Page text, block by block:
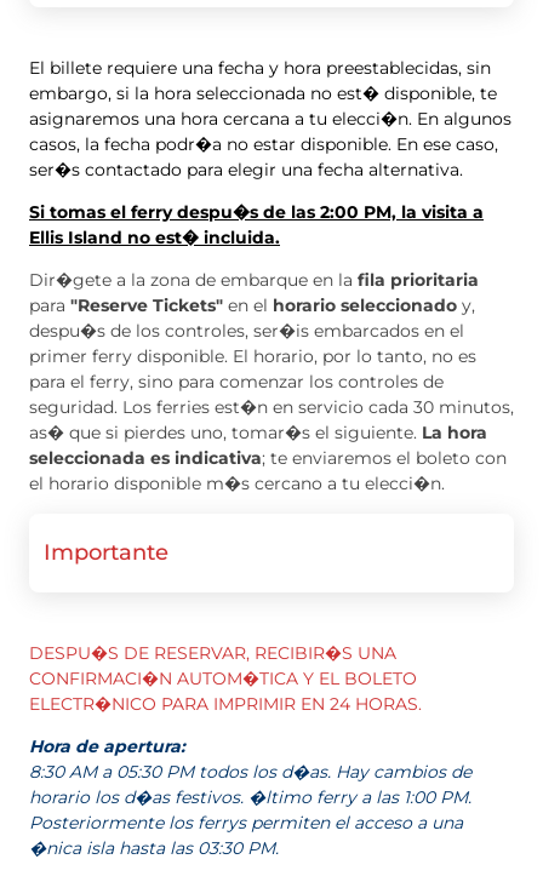
El billete requiere una fecha y hora preestablecidas, sin
embargo, si la hora seleccionada no est� disponible, te
asignaremos una hora cercana a tu elecci�n. En algunos
casos, la fecha podr�a no estar disponible. En ese caso,
ser�s contactado para elegir una fecha alternativa.
Si tomas el ferry despu�s de las 2:00 PM, la visita a
Ellis Island no est� incluida.
Dir�gete a la zona de embarque en la fila prioritaria
para "Reserve Tickets" en el horario seleccionado y,
despu�s de los controles, ser�is embarcados en el
primer ferry disponible. El horario, por lo tanto, no es
para el ferry, sino para comenzar los controles de
seguridad. Los ferries est�n en servicio cada 30 minutos,
as� que si pierdes uno, tomar�s el siguiente. La hora
seleccionada es indicativa; te enviaremos el boleto con
el horario disponible m�s cercano a tu elecci�n.
Importante
DESPU�S DE RESERVAR, RECIBIR�S UNA
CONFIRMACI�N AUTOM�TICA Y EL BOLETO
ELECTR�NICO PARA IMPRIMIR EN 24 HORAS.
Hora de apertura:
8:30 AM a 05:30 PM todos los d�as. Hay cambios de
horario los d�as festivos. �ltimo ferry a las 1:00 PM.
Posteriormente los ferrys permiten el acceso a una
�nica isla hasta las 03:30 PM.